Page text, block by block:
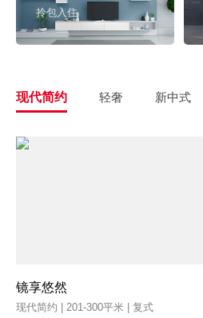
拎包入住
现代简约 轻奢 新中式
镜享悠然
现代简约 | 201-300平米 | 复式